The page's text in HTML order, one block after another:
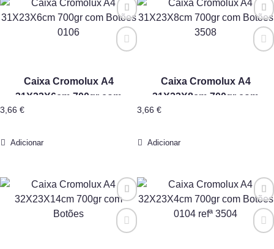
Caixa Cromolux A4
31X23X6cm 700gr com
3,66 €
Adicionar
Caixa Cromolux A4
31X23X8cm 700gr com
3,66 €
Adicionar